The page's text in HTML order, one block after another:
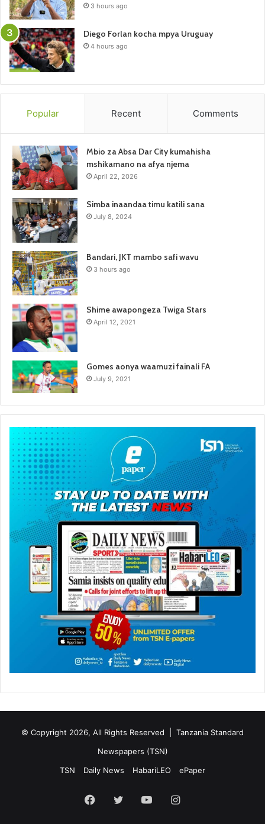
3 hours ago
Diego Forlan kocha mpya Uruguay
4 hours ago
Popular Recent Comments
Mbio za Absa Dar City kumahisha
mshikamano na afya njema
April 22, 2026
Simba inaandaa timu katili sana
July 8, 2024
Bandari, JKT mambo safi wavu
3 hours ago
Shime awapongeza Twiga Stars
April 12, 2021
Gomes aonya waamuzi fainali FA
July 9, 2021
© Copyright 2026, All Rights Reserved | Tanzania Standard
Newspapers (TSN)
TSN
Daily News HabariLEO ePaper
Facebook
Twitter YouTubeInstagram